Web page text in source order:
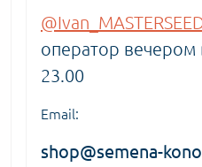
оператор вечером
23.00
Email:
shop@semena-